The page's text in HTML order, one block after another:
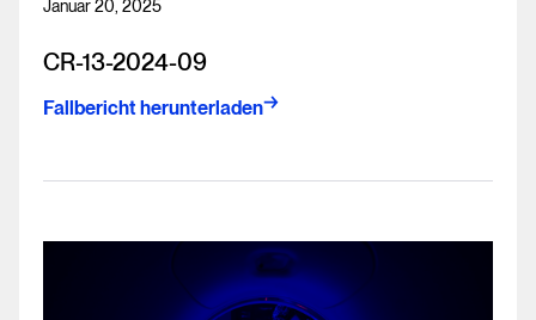
Januar 20, 2025
CR-13-2024-09
Fallbericht herunterladen